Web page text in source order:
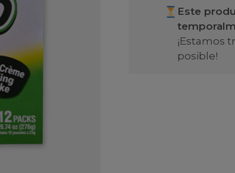
Este
¡Estamos
posible!